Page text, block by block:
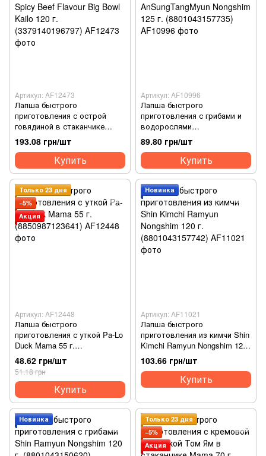
Артикул: AF12473
Лапша быстрого
приготовления с острой
говядиной в стаканчике
Spicy Beef Flavour Big Bowl
Kailo 120 г. (3379140196797)
193.08 грн/шт
Купить
Артикул: AF10996
Лапша быстрого
приготовления с грибами и
водорослями
AnSungTangMyun Nongshim
125 г. (8801043157735)
89.80 грн/шт
Купить
Только 23 дня
−5%
Акция
Артикул: AF12448
Лапша быстрого
приготовления с уткой Pa-Lo
Duck Mama 55 г.
(8850987123641)
48.62 грн/шт
51.18 грн
Купить
Новинка
Артикул: AF11021
Лапша быстрого
приготовления из кимчи Shin
Kimchi Ramyun Nongshim 120
г. (8801043157742)
103.66 грн/шт
Купить
Новинка
Только 23 дня
−5%
Акция